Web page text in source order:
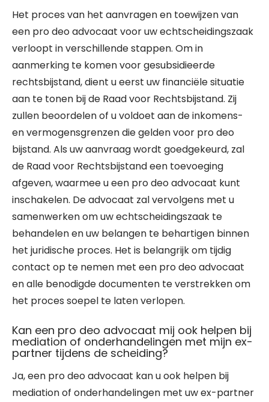
Het proces van het aanvragen en toewijzen van
een pro deo advocaat voor uw echtscheidingszaak
verloopt in verschillende stappen. Om in
aanmerking te komen voor gesubsidieerde
rechtsbijstand, dient u eerst uw financiële situatie
aan te tonen bij de Raad voor Rechtsbijstand. Zij
zullen beoordelen of u voldoet aan de inkomens-
en vermogensgrenzen die gelden voor pro deo
bijstand. Als uw aanvraag wordt goedgekeurd, zal
de Raad voor Rechtsbijstand een toevoeging
afgeven, waarmee u een pro deo advocaat kunt
inschakelen. De advocaat zal vervolgens met u
samenwerken om uw echtscheidingszaak te
behandelen en uw belangen te behartigen binnen
het juridische proces. Het is belangrijk om tijdig
contact op te nemen met een pro deo advocaat
en alle benodigde documenten te verstrekken om
het proces soepel te laten verlopen.
Kan een pro deo advocaat mij ook helpen bij
mediation of onderhandelingen met mijn ex-
partner tijdens de scheiding?
Ja, een pro deo advocaat kan u ook helpen bij
mediation of onderhandelingen met uw ex-partner